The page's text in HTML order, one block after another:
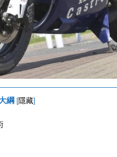
綱 隱藏]